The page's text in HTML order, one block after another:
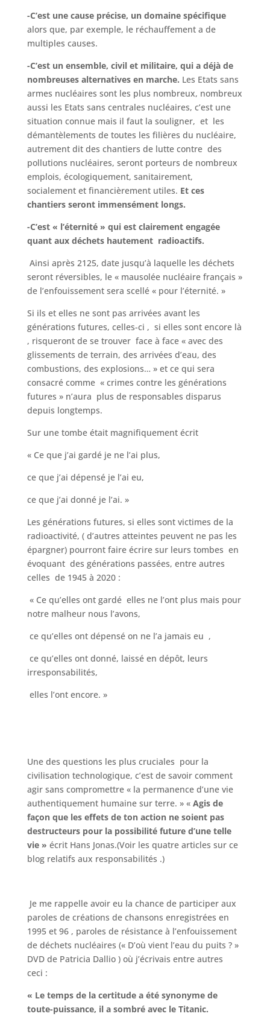
-C’est une cause précise, un domaine spécifique
alors que, par exemple, le réchauffement a de
multiples causes.
-C’est un ensemble, civil et militaire, qui a déjà de
nombreuses alternatives en marche. Les Etats sans
armes nucléaires sont les plus nombreux, nombreux
aussi les Etats sans centrales nucléaires, c’est une
situation connue mais il faut la souligner, et les
démantèlements de toutes les filières du nucléaire,
autrement dit des chantiers de lutte contre des
pollutions nucléaires, seront porteurs de nombreux
emplois, écologiquement, sanitairement,
socialement et financièrement utiles. Et ces
chantiers seront immensément longs.
-C’est « l’éternité » qui est clairement engagée
quant aux déchets hautement radioactifs.
Ainsi après 2125, date jusqu’à laquelle les déchets
seront réversibles, le « mausolée nucléaire français »
de l’enfouissement sera scellé « pour l’éternité. »
Si ils et elles ne sont pas arrivées avant les
générations futures, celles-ci , si elles sont encore là
, risqueront de se trouver face à face « avec des
glissements de terrain, des arrivées d’eau, des
combustions, des explosions… » et ce qui sera
consacré comme « crimes contre les générations
futures » n’aura plus de responsables disparus
depuis longtemps.
Sur une tombe était magnifiquement écrit
« Ce que j’ai gardé je ne l’ai plus,
ce que j’ai dépensé je l’ai eu,
ce que j’ai donné je l’ai. »
Les générations futures, si elles sont victimes de la
radioactivité, ( d’autres atteintes peuvent ne pas les
épargner) pourront faire écrire sur leurs tombes en
évoquant des générations passées, entre autres
celles de 1945 à 2020 :
« Ce qu’elles ont gardé elles ne l’ont plus mais pour
notre malheur nous l’avons,
ce qu’elles ont dépensé on ne l’a jamais eu ,
ce qu’elles ont donné, laissé en dépôt, leurs
irresponsabilités,
elles l’ont encore. »
Une des questions les plus cruciales pour la
civilisation technologique, c’est de savoir comment
agir sans compromettre « la permanence d’une vie
authentiquement humaine sur terre. » « Agis de
façon que les effets de ton action ne soient pas
destructeurs pour la possibilité future d’une telle
vie » écrit Hans Jonas.(Voir les quatre articles sur ce
blog relatifs aux responsabilités .)
Je me rappelle avoir eu la chance de participer aux
paroles de créations de chansons enregistrées en
1995 et 96 , paroles de résistance à l’enfouissement
de déchets nucléaires (« D’où vient l’eau du puits ? »
DVD de Patricia Dallio ) où j’écrivais entre autres
ceci :
« Le temps de la certitude a été synonyme de
toute-puissance, il a sombré avec le Titanic.